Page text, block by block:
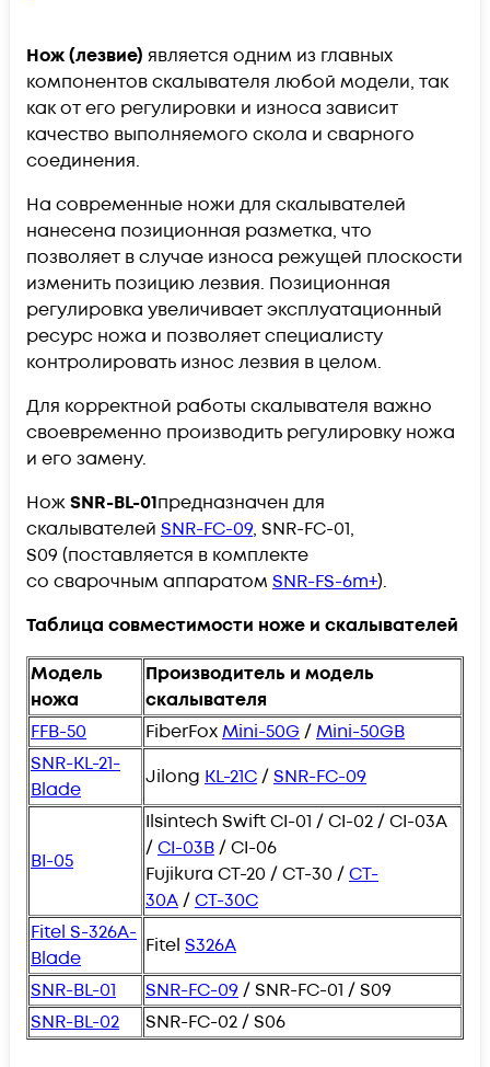
Нож (лезвие) является одним из главных
компонентов скалывателя любой модели, так
как от его регулировки и износа зависит
качество выполняемого скола и сварного
соединения.
На современные ножи для скалывателей
нанесена позиционная разметка, что
позволяет в случае износа режущей плоскости
изменить позицию лезвия. Позиционная
регулировка увеличивает эксплуатационный
ресурс ножа и позволяет специалисту
контролировать износ лезвия в целом.
Для корректной работы скалывателя важно
своевременно производить регулировку ножа
и его замену.
НожSNR-BL-01предназначен для
скалывателей SNR-FC-09, SNR-FC-01,
S09 (поставляется в комплекте
со сварочным аппаратом SNR-FS-6m+).
Таблица совместимости ноже и скалывателей
Модель
ножа
Производитель и модель
скалывателя
FFB-50
FiberFoxMini-50G /Mini-50GB
SNR-KL-21-
Blade
Jilong KL-21C/SNR-FC-09
BI-05
Ilsintech Swift CI-01 / CI-02 / CI-03A
/CI-03B/ CI-06
Fujikura CT-20 / CT-30 /CT-
30A/СТ-30С
Fitel S-326A-
Blade
Fitel S326A
SNR-BL-01
SNR-FC-09 / SNR-FC-01 / S09
SNR-BL-02
SNR-FC-02 / S06